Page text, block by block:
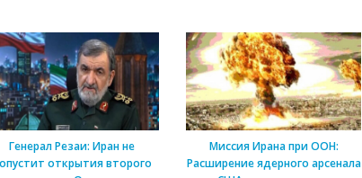
Генерал Резаи: Иран не
открытия второго
Миссия Ирана при ООН:
Расширение ядерного арсенала